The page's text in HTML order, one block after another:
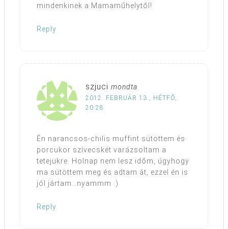
mindenkinek a Mamaműhelytől!
Reply
szjuci mondta
2012. FEBRUÁR 13., HÉTFŐ,
20:28
Én narancsos-chilis muffint sütöttem és
porcukor szívecskét varázsoltam a
tetejükre. Holnap nem lesz időm, úgyhogy
ma sütöttem meg és adtam át, ezzel én is
jól jártam…nyammm :)
Reply